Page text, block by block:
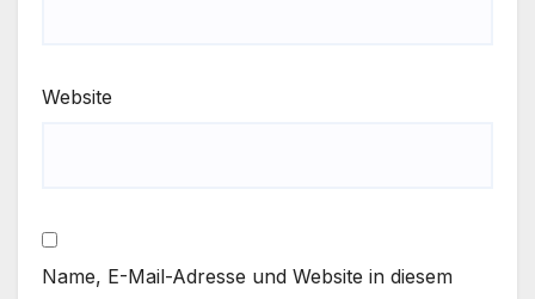
Website
Name, E-Mail-Adresse und Website in diesem